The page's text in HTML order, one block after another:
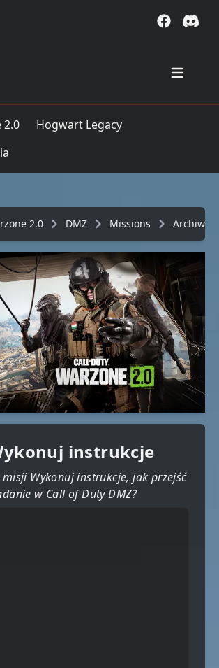
Open
2.0
Hogwart Legacy
2.0 DMZ Missions
instrukcje
Wykonuj instrukcje, jak przejść
w Call of Duty DMZ?